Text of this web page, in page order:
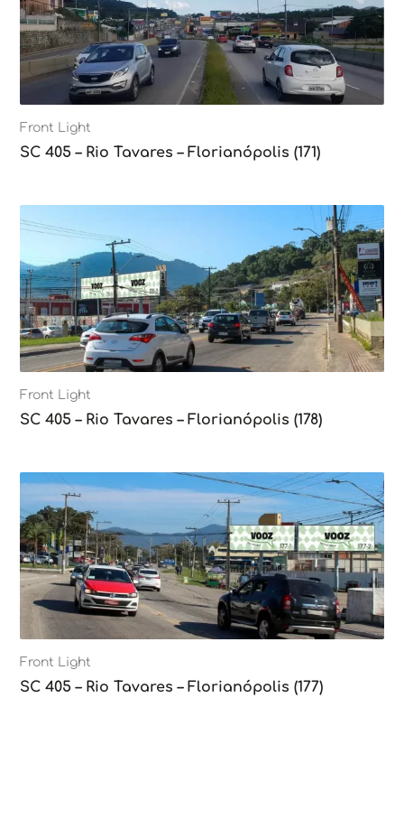
Front Light
SC 405 – Rio Tavares – Florianópolis (171)
Front Light
SC 405 – Rio Tavares – Florianópolis (178)
Front Light
SC 405 – Rio Tavares – Florianópolis (177)